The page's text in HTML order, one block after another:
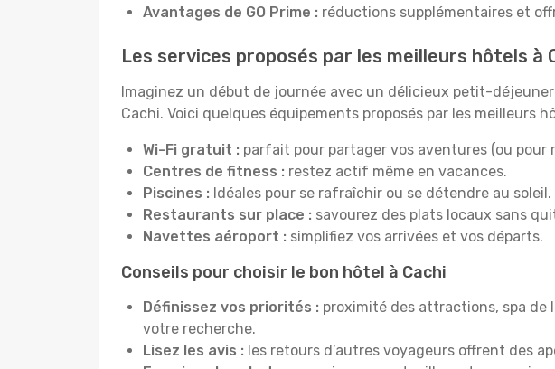
Avantages de GO Prime : réductions supplémentaires et
Les services proposés par les meilleurs hôtels à
Imaginez un début de journée avec un délicieux petit-
Cachi. Voici quelques équipements proposés par les meilleurs
Wi-Fi gratuit : parfait pour partager vos aventures (ou pour
Centres de fitness : restez actif même en vacances.
Piscines : Idéales pour se rafraîchir ou se détendre au soleil.
Restaurants sur place : savourez des plats locaux sans
Navettes aéroport : simplifiez vos arrivées et vos départs.
Conseils pour choisir le bon hôtel à Cachi
Définissez vos priorités : proximité des attractions, spa de
votre recherche.
Lisez les avis : les retours d’autres voyageurs offrent des